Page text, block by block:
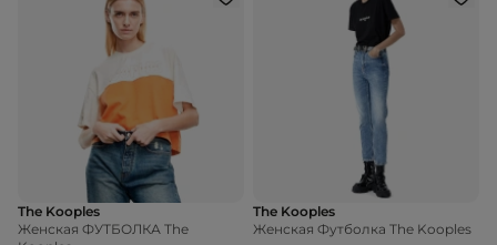
The Kooples
Женская ФУТБОЛКА The
The Kooples
Женская Футболка The Kooples